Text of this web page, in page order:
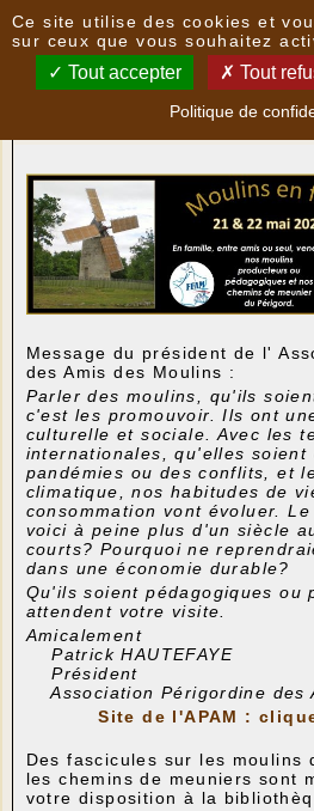
Nouvelles
Fête des moulins les 21 et 22
Message du président de l'
des Amis des Moulins :
Parler des moulins, qu'ils
c'est les promouvoir. Ils ont
culturelle et sociale. Avec les
internationales, qu'elles soient
pandémies ou des conflits, et
climatique, nos habitudes de
consommation vont évoluer.
voici à peine plus d'un siècle
courts? Pourquoi ne
dans une économie durable?
Qu'ils soient pédagogiques ou
attendent votre visite.
Amicalement
‍‍ Patrick HAUTEFAYE
Président
Association Périgordine des
Site de l'APAM :
Des fascicules sur les moulins
les chemins de meuniers sont
votre disposition à la
Ce site utilise des cookies et
sur ceux que vous souhaitez
Tout accepter Tout
Politique de